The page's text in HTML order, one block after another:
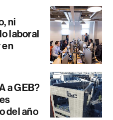
ni
laboral
en
a GEB?
del año